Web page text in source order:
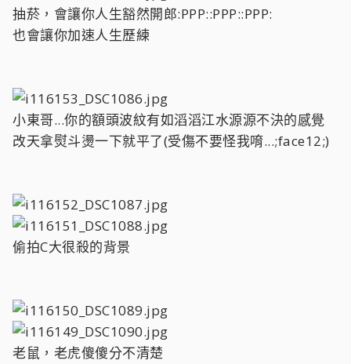
抽菸，會讓你人生豁然開郎:PPP::PPP::PPP:
也會讓你加速人生歷練
小東哥...你的額頭波紋有如滔滔江水源源不決的感覺
改天拿熨斗燙一下就平了(受傷不要怪我唷...;face12;)
偷拍C大很殺的背景
老鼠，老虎傻傻分不清楚